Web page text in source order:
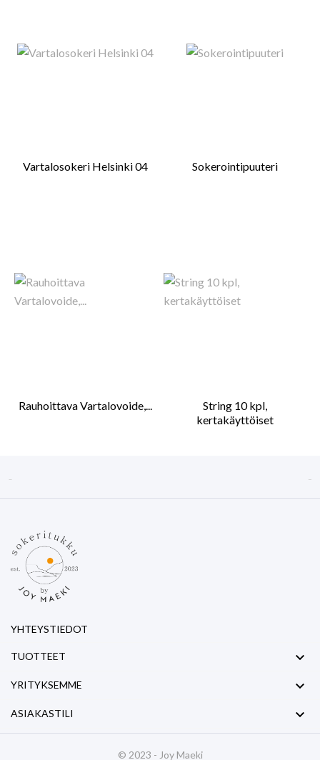
Vartalosokeri Helsinki 04 Sokerointipuuteri
Rauhoittava Vartalovoide,...
String 10 kpl,
kertakäyttöiset
 
YHTEYSTIEDOT
TUOTTEET 
YRITYKSEMME 
ASIAKASTILI 
© 2023 - Joy Maeki